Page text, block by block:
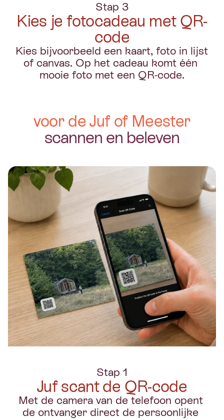
Stap 3
Kies je fotocadeau met QR-
code
Kies bijvoorbeeld een kaart, foto in lijst
of canvas. Op het cadeau komt één
mooie foto met een QR-code.
voor de Juf of Meester
scannen en beleven
Stap 1
Juf scant de QR-code
Met de camera van de telefoon opent
de ontvanger direct de persoonlijke